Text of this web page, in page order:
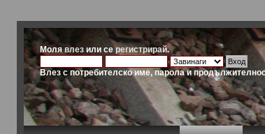
Молявлез или серегистрирай.
Влез с потребителско име, парола и